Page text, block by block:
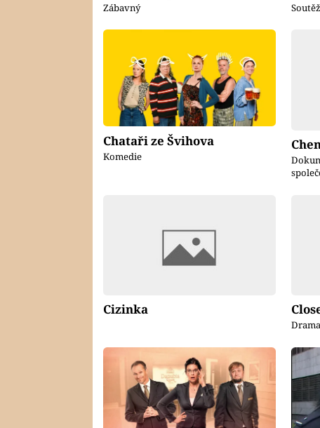
Zábavný
Chataři ze Švihova
Komedie
Cizinka